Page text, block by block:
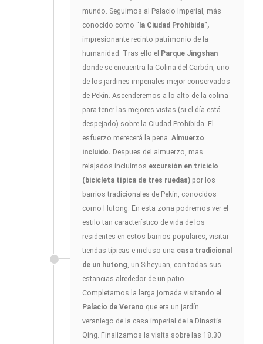
mundo. Seguimos al Palacio Imperial, más
conocido como “ la Ciudad Prohibida”,
impresionante recinto patrimonio de la
humanidad. Tras ello el Parque Jingshan
donde se encuentra la Colina del Carbón, uno
de los jardines imperiales mejor conservados
de Pekín. Ascenderemos a lo alto de la colina
para tener las mejores vistas (si el día está
despejado) sobre la Ciudad Prohibida. El
esfuerzo merecerá la pena. Almuerzo
incluido. Despues del almuerzo, mas
relajados incluimos excursión en triciclo
(bicicleta típica de tres ruedas) por los
barrios tradicionales de Pekín, conocidos
como Hutong. En esta zona podremos ver el
estilo tan característico de vida de los
residentes en estos barrios populares, visitar
tiendas típicas e incluso una casa tradicional
de un hutong , un Siheyuan, con todas sus
estancias alrededor de un patio.
Completamos la larga jornada visitando el
Palacio de Verano que era un jardín
veraniego de la casa imperial de la Dinastía
Qing. Finalizamos la visita sobre las 18.30